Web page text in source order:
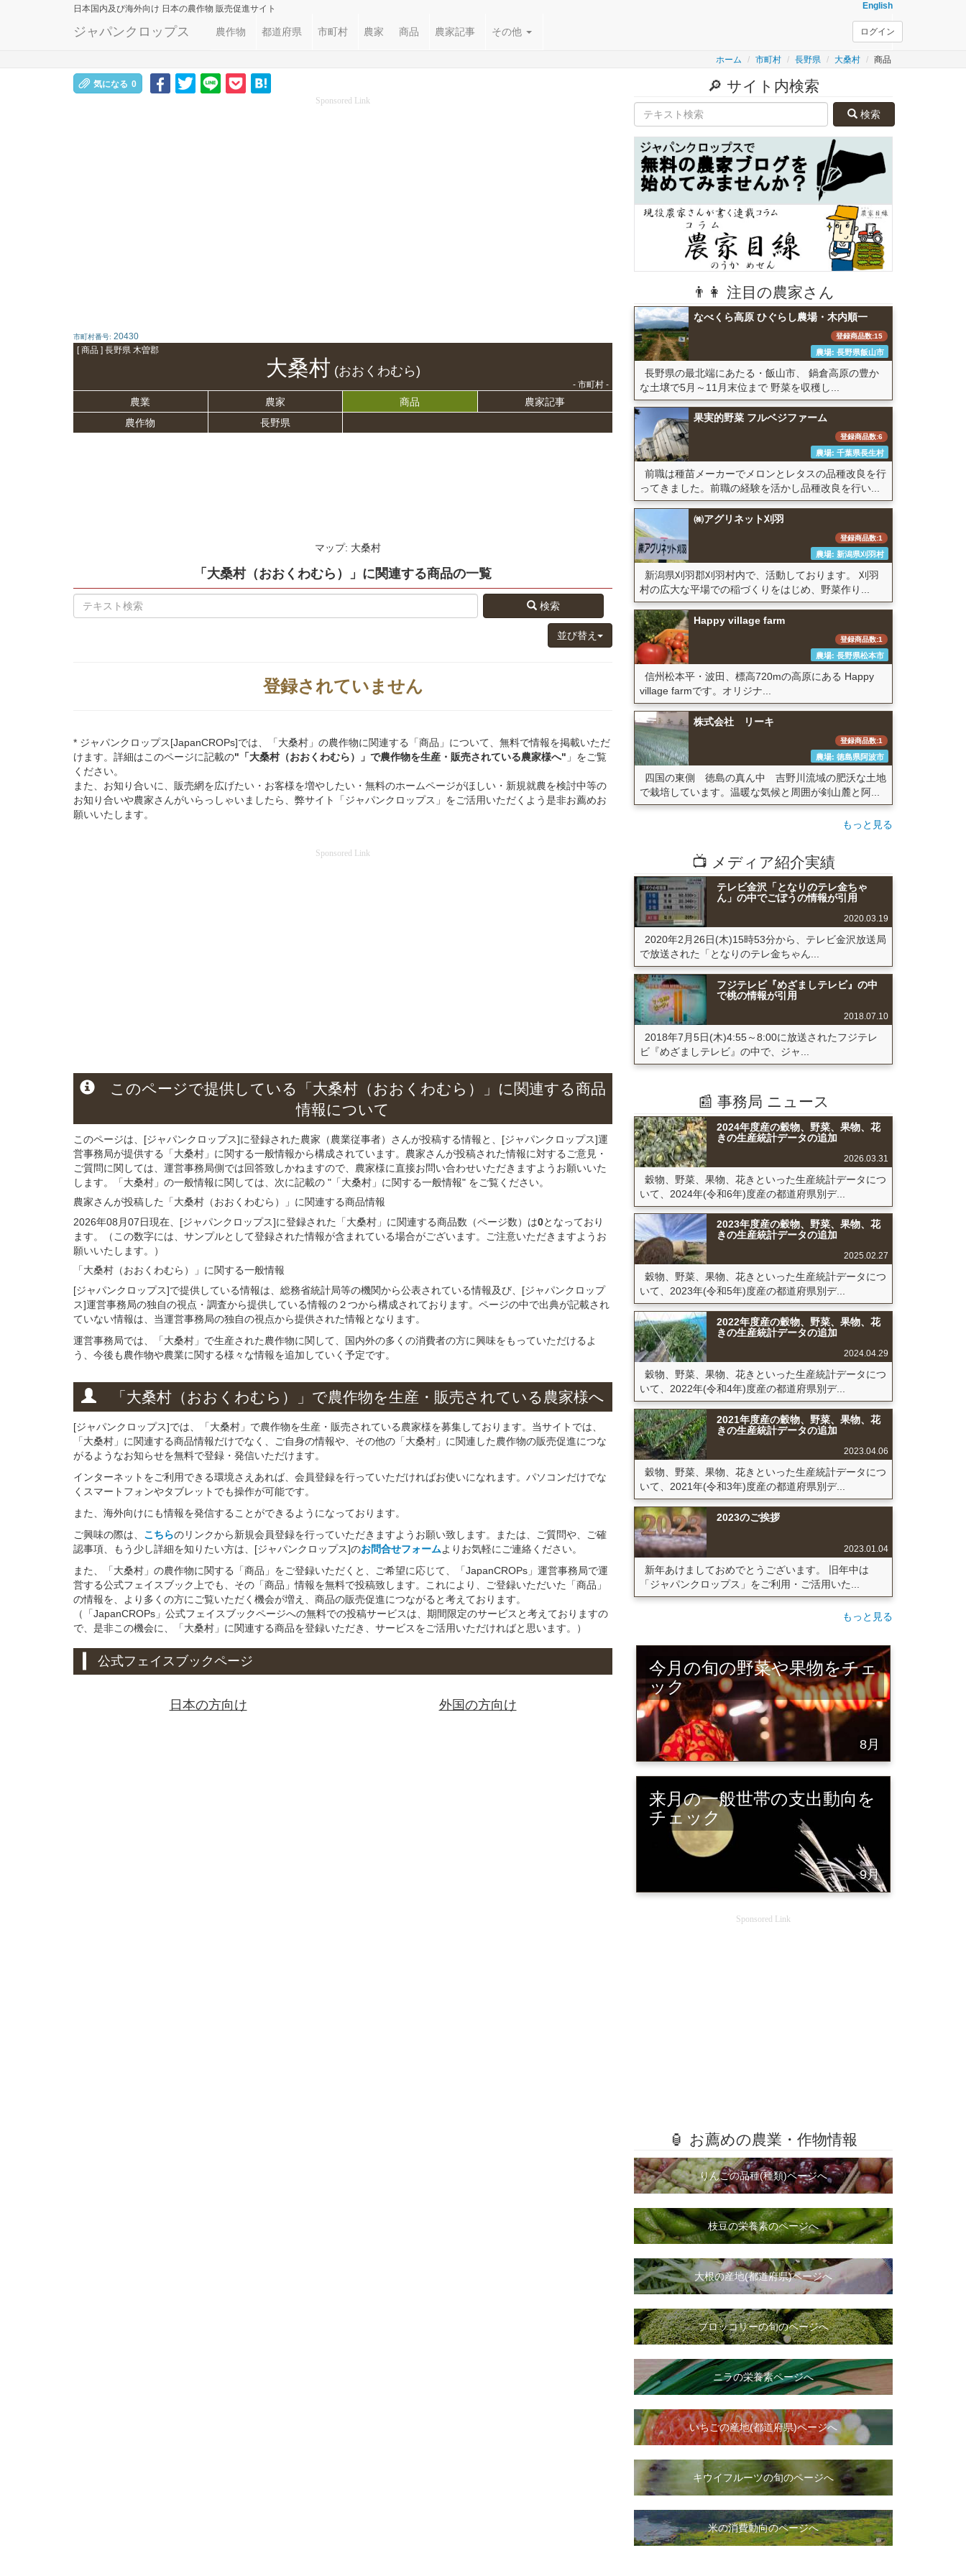
日本国内及び海外向け 日本の農作物 販売促進サイト English
ジャパンクロップス 農作物 都道府県 市町村 農家 商品 農家記事 その他 ログイン
ホーム 市町村 長野県 大桑村 商品
気になる 0
Sponsored Link
市町村番号: 20430
[ 商品 ] 長野県 木曽郡
大桑村 (おおくわむら)
- 市町村 -
農業 農家 商品
農家記事
農作物
長野県
マップ: 大桑村
「大桑村（おおくわむら）」 に関連する商品の一覧
検索
並び替え
登録されていません
* ジャパンクロップス[JapanCROPs]では、「大桑村」の農作物に関連する「商品」について、無料で情報を掲載いただ
けます。詳細はこのページに記載の"「大桑村（おおくわむら）」 で農作物を生産・販売されている農家様へ" 」をご覧
ください。
また、お知り合いに、販売網を広げたい・お客様を増やしたい・無料のホームページがほしい・新規就農を検討中等の
お知り合いや農家さんがいらっしゃいましたら、弊サイト「ジャパンクロップス」をご活用いただくよう是非お薦めお
願いいたします。
Sponsored Link
このページで提供している 「大桑村（おおくわむら）」 に関連する商品
情報について
このページは、[ジャパンクロップス]に登録された農家（農業従事者）さんが投稿する情報と、[ジャパンクロップス]運
営事務局が提供する「大桑村」に関する一般情報から構成されています。農家さんが投稿された情報に対するご意見・
ご質問に関しては、運営事務局側では回答致しかねますので、農家様に直接お問い合わせいただきますようお願いいた
します。「大桑村」の一般情報に関しては、次に記載の "「大桑村」に関する一般情報" をご覧ください。
農家さんが投稿した「大桑村（おおくわむら）」 に関連する商品情報
2026年08月07日現在、[ジャパンクロップス]に登録された「大桑村」に関連する商品数（ページ数）は0となっており
ます。（この数字には、サンプルとして登録された情報が含まれている場合がございます。ご注意いただきますようお
願いいたします。）
「大桑村（おおくわむら）」 に関する一般情報
[ジャパンクロップス]で提供している情報は、総務省統計局等の機関から公表されている情報及び、[ジャパンクロップ
ス]運営事務局の独自の視点・調査から提供している情報の２つから構成されております。ページの中で出典が記載され
ていない情報は、当運営事務局の独自の視点から提供された情報となります。
運営事務局では、「大桑村」で生産された農作物に関して、国内外の多くの消費者の方に興味をもっていただけるよ
う、今後も農作物や農業に関する様々な情報を追加していく予定です。
「大桑村（おおくわむら）」 で農作物を生産・販売されている 農家様へ
[ジャパンクロップス]では、「大桑村」で農作物を生産・販売されている農家様を募集しております。当サイトでは、
「大桑村」に関連する商品情報だけでなく、ご自身の情報や、その他の「大桑村」に関連した農作物の販売促進につな
がるようなお知らせを無料で登録・発信いただけます。
インターネットをご利用できる環境さえあれば、会員登録を行っていただければお使いになれます。パソコンだけでな
くスマートフォンやタブレットでも操作が可能です。
また、海外向けにも情報を発信することができるようになっております。
ご興味の際は、 こちらのリンクから新規会員登録を行っていただきますようお願い致します。または、ご質問や、ご確
認事項、もう少し詳細を知りたい方は、[ジャパンクロップス]のお問合せフォームよりお気軽にご連絡ください。
また、「大桑村」の農作物に関する「商品」をご登録いただくと、ご希望に応じて、「JapanCROPs」運営事務局で運
営する公式フェイスブック上でも、その「商品」情報を無料で投稿致します。これにより、ご登録いただいた「商品」
の情報を、より多くの方にご覧いただく機会が増え、商品の販売促進につながると考えております。
（「JapanCROPs」公式フェイスブックページへの無料での投稿サービスは、期間限定のサービスと考えておりますの
で、是非この機会に、「大桑村」に関連する商品を登録いただき、サービスをご活用いただければと思います。）
公式フェイスブックページ
日本の方向け 外国の方向け
🔎 サイト内検索
検索
👨👩 注目の農家さん
なべくら高原 ひぐらし農場・木内順一
登録商品数:15
農場: 長野県飯山市
長野県の最北端にあたる・飯山市、 鍋倉高原の豊か
な土壌で5月～11月末位まで 野菜を収穫し...
果実的野菜 フルベジファーム
登録商品数:6
農場: 千葉県長生村
前職は種苗メーカーでメロンとレタスの品種改良を行
ってきました。前職の経験を活かし品種改良を行い...
㈱アグリネット刈羽
登録商品数:1
農場: 新潟県刈羽村
新潟県刈羽郡刈羽村内で、活動しております。 刈羽
村の広大な平場での稲づくりをはじめ、野菜作り...
Happy village farm
登録商品数:1
農場: 長野県松本市
信州松本平・波田、標高720mの高原にある Happy
village farmです。オリジナ...
株式会社 リーキ
登録商品数:1
農場: 徳島県阿波市
四国の東側 徳島の真ん中 吉野川流域の肥沃な土地
で栽培しています。温暖な気候と周囲が剣山麓と阿...
もっと見る
📺 メディア紹介実績
テレビ金沢「となりのテレ金ちゃ
ん」の中でごぼうの情報が引用
2020.03.19
2020年2月26日(木)15時53分から、テレビ金沢放送局
で放送された「となりのテレ金ちゃん...
フジテレビ『めざましテレビ』の中
で桃の情報が引用
2018.07.10
2018年7月5日(木)4:55～8:00に放送されたフジテレ
ビ『めざましテレビ』の中で、ジャ...
📰 事務局 ニュース
2024年度産の穀物、野菜、果物、花
きの生産統計データの追加
2026.03.31
穀物、野菜、果物、花きといった生産統計データにつ
いて、2024年(令和6年)度産の都道府県別デ...
2023年度産の穀物、野菜、果物、花
きの生産統計データの追加
2025.02.27
穀物、野菜、果物、花きといった生産統計データにつ
いて、2023年(令和5年)度産の都道府県別デ...
2022年度産の穀物、野菜、果物、花
きの生産統計データの追加
2024.04.29
穀物、野菜、果物、花きといった生産統計データにつ
いて、2022年(令和4年)度産の都道府県別デ...
2021年度産の穀物、野菜、果物、花
きの生産統計データの追加
2023.04.06
穀物、野菜、果物、花きといった生産統計データにつ
いて、2021年(令和3年)度産の都道府県別デ...
2023のご挨拶
2023.01.04
新年あけましておめでとうございます。 旧年中は
「ジャパンクロップス」をご利用・ご活用いた...
もっと見る
今月の旬の野菜や果物をチェ
ック
8月
来月の一般世帯の支出動向を
チェック
9月
Sponsored Link
🏮 お薦めの農業・作物情報
りんごの品種(種類)ページへ
枝豆の栄養素のページへ
大根の産地(都道府県)ページへ
ブロッコリーの旬のページへ
ニラの栄養素ページへ
いちごの産地(都道府県)ページへ
キウイフルーツの旬のページへ
米の消費動向のページへ